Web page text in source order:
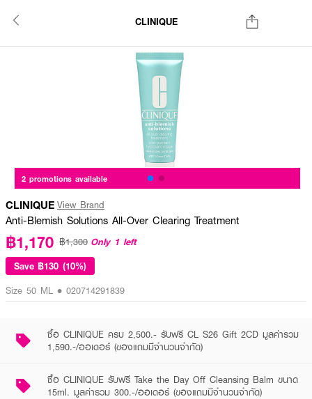
CLINIQUE
2 promotions available
CLINIQUE View Brand
Anti-Blemish Solutions All-Over Clearing Treatment
฿1,170 ฿1,300 Only 1 left
Save ฿130 (10%)
Size 50 ML • 020714291839
ซื้อ CLINIQUE ครบ 2,500.- รับฟรี CL S26 Gift 2CD มูลค่ารวม
1,590.-/ออเดอร์ (ของแถมมีจำนวนจำกัด)
ซื้อ CLINIQUE รับฟรี Take the Day Off Cleansing Balm ขนาด
15ml. มูลค่ารวม 300.-/ออเดอร์ (ของแถมมีจำนวนจำกัด)